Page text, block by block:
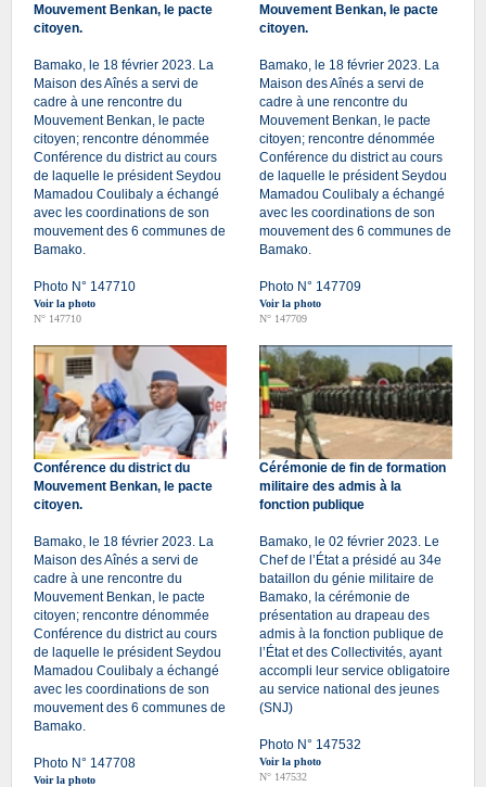
Mouvement Benkan, le pacte
citoyen.
Bamako, le 18 février 2023. La
Maison des Aînés a servi de
cadre à une rencontre du
Mouvement Benkan, le pacte
citoyen; rencontre dénommée
Conférence du district au cours
de laquelle le président Seydou
Mamadou Coulibaly a échangé
avec les coordinations de son
mouvement des 6 communes de
Bamako.
Photo N° 147710
Voir la photo
N° 147710
Mouvement Benkan, le pacte
citoyen.
Bamako, le 18 février 2023. La
Maison des Aînés a servi de
cadre à une rencontre du
Mouvement Benkan, le pacte
citoyen; rencontre dénommée
Conférence du district au cours
de laquelle le président Seydou
Mamadou Coulibaly a échangé
avec les coordinations de son
mouvement des 6 communes de
Bamako.
Photo N° 147709
Voir la photo
N° 147709
Conférence du district du
Mouvement Benkan, le pacte
citoyen.
Bamako, le 18 février 2023. La
Maison des Aînés a servi de
cadre à une rencontre du
Mouvement Benkan, le pacte
citoyen; rencontre dénommée
Conférence du district au cours
de laquelle le président Seydou
Mamadou Coulibaly a échangé
avec les coordinations de son
mouvement des 6 communes de
Bamako.
Photo N° 147708
Voir la photo
Cérémonie de fin de formation
militaire des admis à la
fonction publique
Bamako, le 02 février 2023. Le
Chef de l’État a présidé au 34e
bataillon du génie militaire de
Bamako, la cérémonie de
présentation au drapeau des
admis à la fonction publique de
l’État et des Collectivités, ayant
accompli leur service obligatoire
au service national des jeunes
(SNJ)
Photo N° 147532
Voir la photo
N° 147532